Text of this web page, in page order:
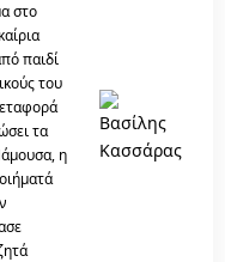
στο
παιδί
του
τα
η